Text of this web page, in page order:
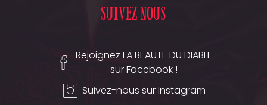
Suivez-nous
Rejoignez LA BEAUTE DU DIABLE
sur Facebook !
Suivez-nous sur Instagram